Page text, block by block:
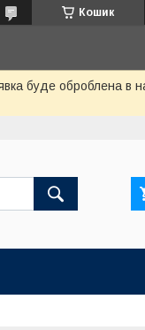
Кошик
буде оброблена в